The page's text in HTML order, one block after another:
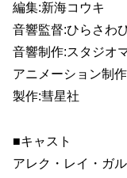
編集:新海コウキ
音響監督:ひらさわ
音響制作:スタジオ
アニメーション制
製作:彗星社
■キャスト
アレク・レイ・ガ